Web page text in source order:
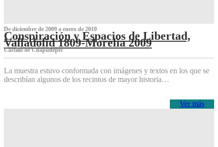
De diciembre de 2009 a enero de 2010
Conspiración y Espacios de Libertad,
Valladolid 1809-Morelia 2009
Castillo de Chapultepec
La muestra estuvo conformada con imágenes y textos en los que se
describían algunos de los recintos de mayor historia…
Ver más